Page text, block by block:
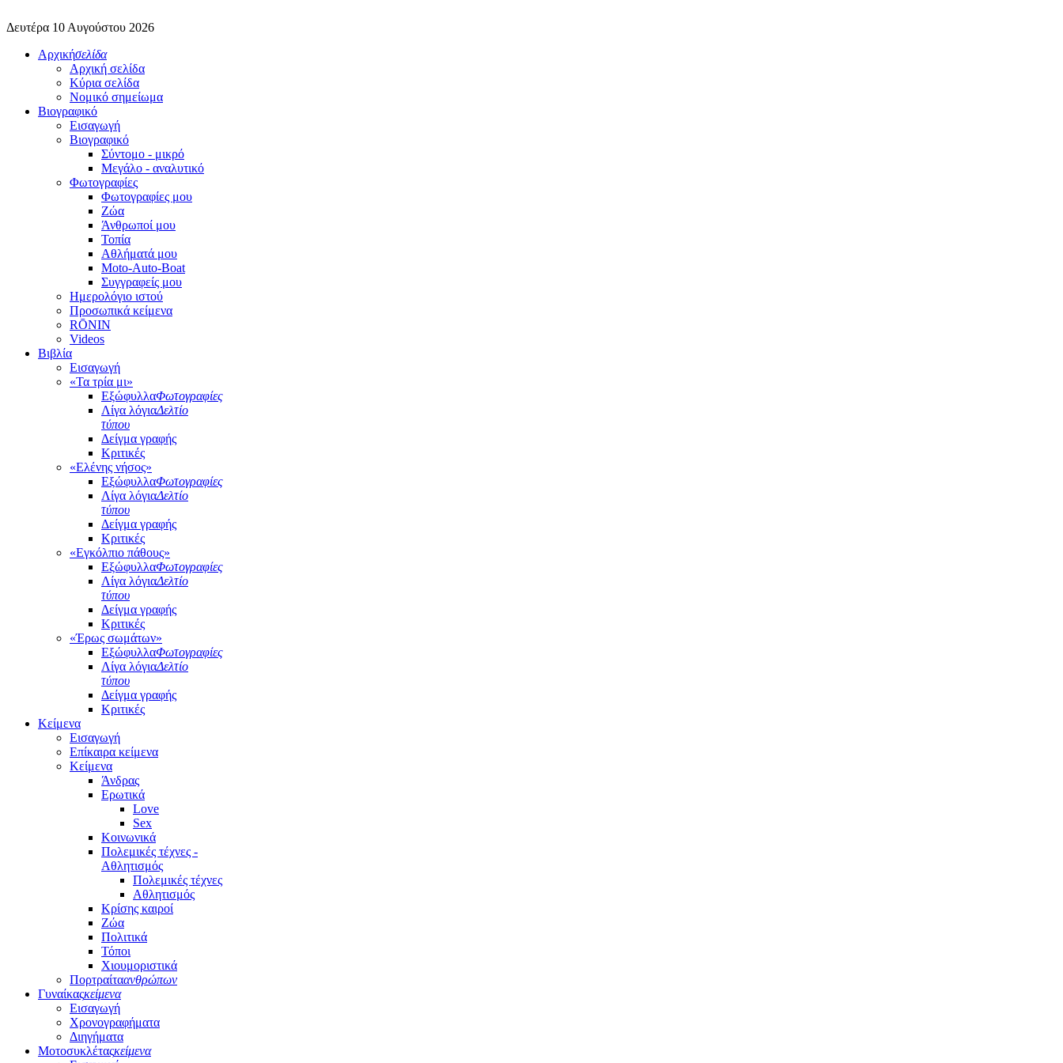
Δευτέρα 10 Αυγούστου 2026
Αρχικήσελίδα
Αρχική σελίδα
Κύρια σελίδα
Νομικό σημείωμα
Βιογραφικό
Εισαγωγή
Βιογραφικό
Σύντομο - μικρό
Μεγάλο - αναλυτικό
Φωτογραφίες
Φωτογραφίες μου
Ζώα
Άνθρωποί μου
Τοπία
Αθλήματά μου
Moto-Auto-Boat
Συγγραφείς μου
Ημερολόγιο ιστού
Προσωπικά κείμενα
RŌNIN
Videos
Βιβλία
Εισαγωγή
«Τα τρία μι»
ΕξώφυλλαΦωτογραφίες
Λίγα λόγιαΔελτίο
τύπου
Δείγμα γραφής
Κριτικές
«Ελένης νήσος»
ΕξώφυλλαΦωτογραφίες
Λίγα λόγιαΔελτίο
τύπου
Δείγμα γραφής
Κριτικές
«Εγκόλπιο πάθους»
ΕξώφυλλαΦωτογραφίες
Λίγα λόγιαΔελτίο
τύπου
Δείγμα γραφής
Κριτικές
«Έρως σωμάτων»
ΕξώφυλλαΦωτογραφίες
Λίγα λόγιαΔελτίο
τύπου
Δείγμα γραφής
Κριτικές
Κείμενα
Εισαγωγή
Επίκαιρα κείμενα
Κείμενα
Άνδρας
Ερωτικά
Love
Sex
Κοινωνικά
Πολεμικές τέχνες -
Αθλητισμός
Πολεμικές τέχνες
Αθλητισμός
Κρίσης καιροί
Ζώα
Πολιτικά
Τόποι
Χιουμοριστικά
Πορτραίταανθρώπων
Γυναίκαςκείμενα
Εισαγωγή
Χρονογραφήματα
Διηγήματα
Μοτοσυκλέταςκείμενα